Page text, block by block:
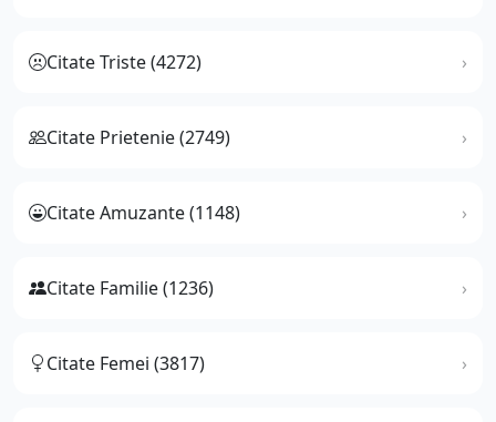
Citate Triste (4272)
Citate Prietenie (2749)
Citate Amuzante (1148)
Citate Familie (1236)
Citate Femei (3817)